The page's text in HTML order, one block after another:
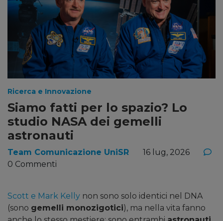
Ricerca e Innovazione
Siamo fatti per lo spazio? Lo
studio NASA dei gemelli
astronauti
Team Comunicazione UniSR
16 lug, 2026
0 Commenti
Scott e Mark Kelly non sono solo identici nel DNA
(sono gemelli monozigotici), ma nella vita fanno